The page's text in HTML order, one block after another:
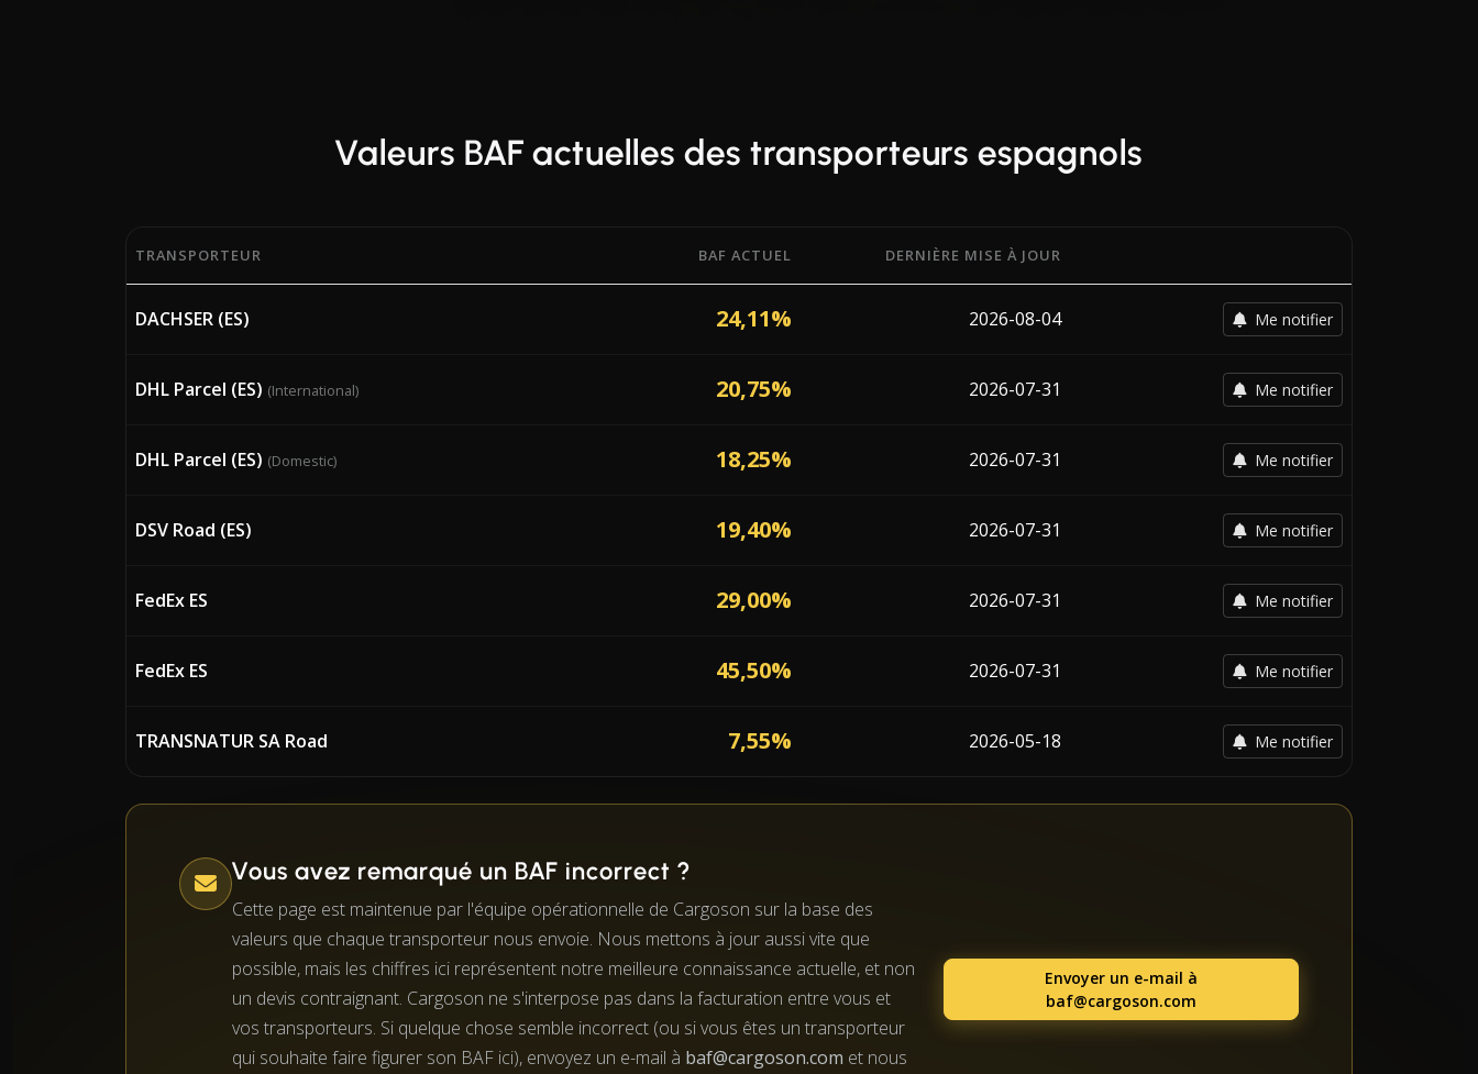
Valeurs BAF actuelles des transporteurs espagnols
Pourcentages BAF (Bunker Adjustment Factor) actuels de 7 transporteurs opérant en Espagne, avec la date de la dernière modification de chaque transporteur.
TRANSPORTEUR BAF ACTUEL DERNIÈRE MISE À JOUR
DACHSER (ES) 24,11% 2026-08-04 Me notifier
DHL Parcel (ES) (International) 20,75% 2026-07-31 Me notifier
DHL Parcel (ES) (Domestic) 18,25% 2026-07-31 Me notifier
DSV Road (ES) 19,40% 2026-07-31 Me notifier
FedEx ES 29,00% 2026-07-31 Me notifier
FedEx ES 45,50% 2026-07-31 Me notifier
TRANSNATUR SA Road 7,55% 2026-05-18 Me notifier
Vous avez remarqué un BAF incorrect ?
Cette page est maintenue par l'équipe opérationnelle de Cargoson sur la base des
valeurs que chaque transporteur nous envoie. Nous mettons à jour aussi vite que
possible, mais les chiffres ici représentent notre meilleure connaissance actuelle, et non
un devis contraignant. Cargoson ne s'interpose pas dans la facturation entre vous et
vos transporteurs. Si quelque chose semble incorrect (ou si vous êtes un transporteur
qui souhaite faire figurer son BAF ici), envoyez un e-mail à baf@cargoson.com et nous
Envoyer un e-mail à
baf@cargoson.com